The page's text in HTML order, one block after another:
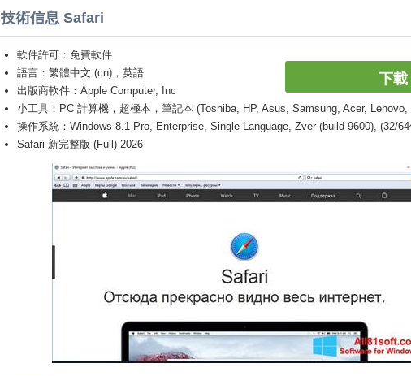
技術信息 Safari
下載
軟件許可：免費軟件
語言：繁體中文 (cn)，英語
出版商軟件：Apple Computer, Inc
小工具：PC 計算機，超極本，筆記本 (Toshiba, HP, Asus, Samsung, Acer,
操作系統：Windows 8.1 Pro, Enterprise, Single Language, Zver (build 9600), (32/
Safari 新完整版 (Full) 2026